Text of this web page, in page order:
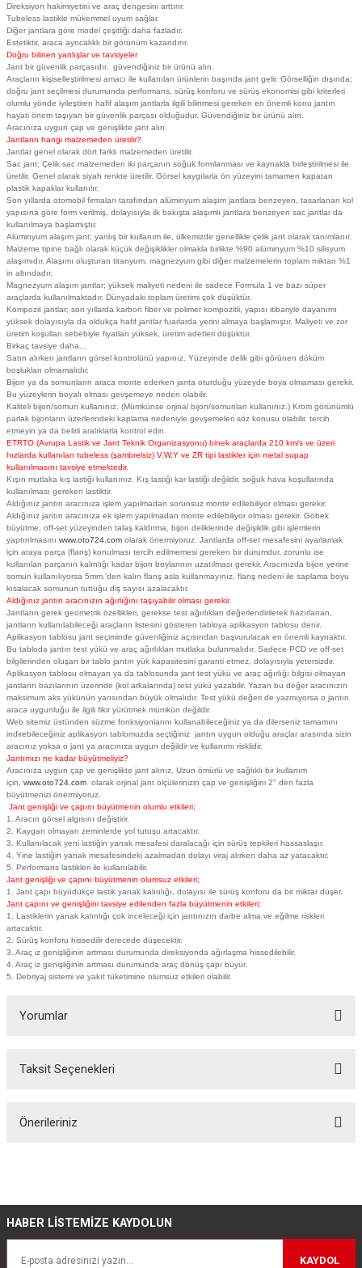
Direksiyon hakimiyetini ve araç dengesini arttırır.
Tubeless lastikle mükemmel uyum sağlar.
Diğer jantlara göre model çeşitliği daha fazladır.
Estetiktir, araca ayrıcalıklı bir görünüm kazandırır.
Doğru bilinen yanlışlar ve tavsiyeler
Jant bir güvenlik parçasıdır, güvendiğiniz bir ürünü alın.
Araçların kişiselleştirilmesi amacı ile kullanılan ürünlerin başında jant gelir. Görselliğin dışında;
doğru jant seçilmesi durumunda performans, sürüş konforu ve sürüş ekonomisi gibi kriterleri
olumlu yönde iyileştiren hafif alaşım jantlarla ilgili bilinmesi gereken en önemli konu jantın
hayati önem taşıyan bir güvenlik parçası olduğudur. Güvendiğiniz bir ürünü alın.
Aracınıza uygun çap ve genişlikte jant alın.
Jantların hangi malzemeden üretilir?
Jantlar genel olarak dört farklı malzemeden üretilir.
Sac jant; Çelik sac malzemeden iki parçanın soğuk formlanması ve kaynakla birleştirilmesi ile
üretilir. Genel olarak siyah renkte üretilir. Görsel kaygılarla ön yüzeyini tamamen kapatan
plastik kapaklar kullanılır.
Son yıllarda otomobil firmaları tarafından alüminyum alaşım jantlara benzeyen, tasarlanan kol
yapısına göre form verilmiş, dolayısıyla ilk bakışta alaşımlı jantlara benzeyen sac jantlar da
kullanılmaya başlamıştır.
Alüminyum alaşım jant; yanlış bir kullanım ile, ülkemizde genellikle çelik jant olarak tanımlanır.
Malzeme tipine bağlı olarak küçük değişiklikler olmakla birlikte %90 alüminyum %10 silisyum
alaşımıdır. Alaşımı oluşturan titanyum, magnezyum gibi diğer malzemelerin toplam miktarı %1
in altındadır.
Magnezyum alaşım jantlar; yüksek maliyeti nedeni ile sadece Formula 1 ve bazı süper
araçlarda kullanılmaktadır. Dünyadaki toplam üretimi çok düşüktür.
Kompozit jantlar; son yıllarda karbon fiber ve polimer kompozitli, yapısı itibariyle dayanımı
yüksek dolayısıyla da oldukça hafif jantlar fuarlarda yerini almaya başlamıştır. Maliyeti ve zor
üretim koşulları sebebiyle fiyatları yüksek, üretim adetleri düşüktür.
Birkaç tavsiye daha...
Satın alırken jantların görsel kontrolünü yapınız. Yüzeyinde delik gibi görünen döküm
boşlukları olmamalıdır.
Bijon ya da somunların araca monte ederken janta oturduğu yüzeyde boya olmaması gerekir.
Bu yüzeylerin boyalı olması gevşemeye neden olabilir.
Kaliteli bijon/somun kullanınız. (Mümkünse orjinal bijon/somunları kullanınız.) Krom görünümlü
parlak bijonların üzerlerindeki kaplama nedeniyle gevşemeleri söz konusu olabilir, tercih
etmeyin ya da belirli aralıklarla kontrol edin.
ETRTO (Avrupa Lastik ve Jant Teknik Organizasyonu) binek araçlarda 210 km/s ve üzeri
hızlarda kullanılan tubeless (şambrelsiz) V,W,Y ve ZR tipi lastikler için metal supap
kullanılmasını tavsiye etmektedir.
Kışın mutlaka kış lastiği kullanınız. Kış lastiği kar lastiği değildir, soğuk hava koşullarında
kullanılması gereken lastiktir.
Aldığınız jantın aracınıza işlem yapılmadan sorunsuz monte edilebiliyor olması gerekir.
Aldığınız jantın aracınıza ek işlem yapılmadan monte edilebiliyor olması gerekir. Göbek
büyütme, off-set yüzeyinden talaş kaldırma, bijon deliklerinde değişiklik gibi işlemlerin
yaptırılmasını www.oto724.com olarak önermiyoruz. Jantlarda off-set mesafesini ayarlamak
için araya parça (flanş) konulması tercih edilmemesi gereken bir durumdur, zorunlu ise
kullanılan parçanın kalınlığı kadar bijon boylarının uzatılması gerekir. Aracınızda bijon yerine
somun kullanılıyorsa 5mm.'den kalın flanş asla kullanmayınız, flanş nedeni ile saplama boyu
kısalacak somunun tuttuğu diş sayısı azalacaktır.
Aldığınız jantın aracınızın ağırlığını taşıyabilir olması gerekir.
Jantların gerek geometrik özellikleri, gerekse test ağırlıkları değerlendirilerek hazırlanan,
jantların kullanılabileceği araçların listesini gösteren tabloya aplikasyon tablosu denir.
Aplikasyon tablosu jant seçiminde güvenliğiniz açısından başvurulacak en önemli kaynaktır.
Bu tabloda jantın test yükü ve araç ağırlıkları mutlaka bulunmalıdır. Sadece PCD ve off-set
bilgilerinden oluşan bir tablo jantın yük kapasitesini garanti etmez, dolayısıyla yetersizdir.
Aplikasyon tablosu olmayan ya da tablosunda jant test yükü ve araç ağırlığı bilgisi olmayan
jantların bazılarının üzerinde (kol arkalarında) test yükü yazabilir. Yazan bu değer aracınızın
maksimum aks yükünün yarısından büyük olmalıdır. Test yükü değeri de yazmıyorsa o jantın
araca uygunluğu ile ilgili fikir yürütmek mümkün değildir.
Web sitemiz üstünden süzme fonksiyonlarını kullanabileceğiniz ya da dilerseniz tamamını
indirebileceğiniz aplikasyon tablomuzda seçtiğiniz jantın uygun olduğu araçlar arasında sizin
aracınız yoksa o jant ya aracınıza uygun değildir ve kullanımı risklidir.
Jantımızı ne kadar büyütmeliyiz?
Aracınıza uygun çap ve genişlikte jant alınız. Uzun ömürlü ve sağlıklı bir kullanım
için, www.oto724.com olarak orjinal jant ölçülerinizin çap ve genişliğini 2" den fazla
büyütmenizi önermiyoruz.
Jant genişliği ve çapını büyütmenin olumlu etkileri;
1. Aracın görsel algısını değiştirir.
2. Kaygan olmayan zeminlerde yol tutuşu artacaktır.
3. Kullanılacak yeni lastiğin yanak mesafesi daralacağı için sürüş tepkileri hassaslaşır.
4. Yine lastiğin yanak mesafesindeki azalmadan dolayı viraj alırken daha az yatacaktır.
5. Performans lastikleri ile kullanılabilir.
Jant genişliği ve çapını büyütmenin olumsuz etkileri;
1. Jant çapı büyüdükçe lastik yanak kalınlığı, dolayısı ile sürüş konforu da bir miktar düşer.
Jant çapını ve genişliğini tavsiye edilenden fazla büyütmenin etkileri;
1. Lastiklerin yanak kalınlığı çok inceleceği için jantınızın darbe alma ve eğilme riskleri
artacaktır.
2. Sürüş konforu hissedilir derecede düşecektir.
3. Araç iz genişliğinin artması durumunda direksiyonda ağırlaşma hissedilebilir.
4. Araç iz genişliğinin artması durumunda araç dönüş çapı büyür.
5. Debriyaj sistemi ve yakıt tüketimine olumsuz etkileri olabilir.
Yorumlar
Bu ürüne ilk yorumu siz yapın!
Taksit Seçenekleri
Önerileriniz
Görüş ve önerileriniz için teşekkür ederiz.
HABER LİSTEMİZE KAYDOLUN
KAYDOL